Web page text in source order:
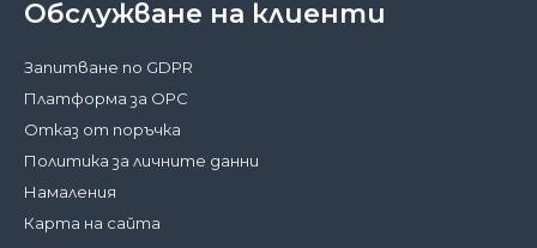
Обслужване на клиенти
Запитване по GDPR
Платформа за ОРС
Отказ от поръчка
Политика за личните данни
Намаления
Карта на сайта